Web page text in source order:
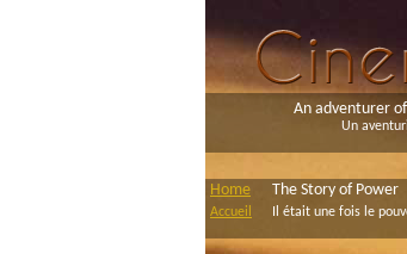
An adventurer
Un
Home
Accueil
The Story of Power
Il était une fois le